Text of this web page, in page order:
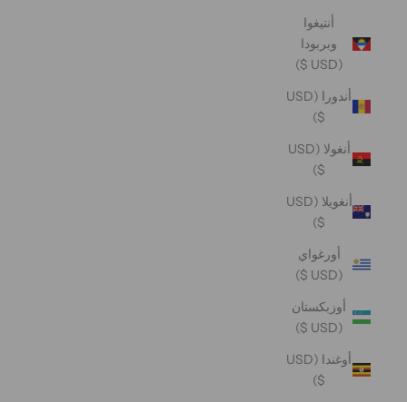
أنتيغوا
وبربودا
(USD $)
أندورا (USD
$)
أنغولا (USD
$)
أنغويلا (USD
$)
أورغواي
(USD $)
أوزبكستان
(USD $)
أوغندا (USD
$)